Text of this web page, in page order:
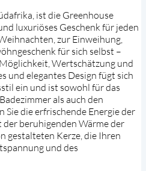
ist die Greenhouse
luxuriöses Geschenk für jeden
zur Einweihung,
für sich selbst –
Wertschätzung und
und elegantes Design fügt sich
ein und ist sowohl für das
als auch den
Sie die erfrischende Energie der
beruhigenden Wärme der
gestalteten Kerze, die Ihren
und des